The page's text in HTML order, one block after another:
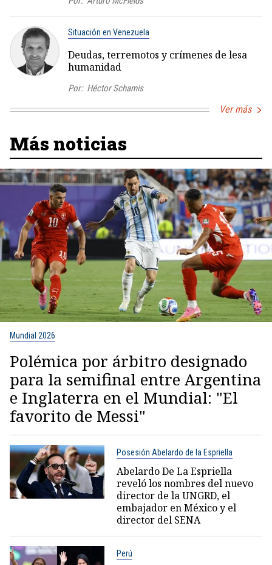
Situación en Venezuela
Deudas, terremotos y crímenes de lesa
humanidad
Por: Héctor Schamis
Ver más
Más noticias
Mundial 2026
Polémica por árbitro designado
para la semifinal entre Argentina
e Inglaterra en el Mundial: "El
favorito de Messi"
Posesión Abelardo de la Espriella
Abelardo De La Espriella
reveló los nombres del nuevo
director de la UNGRD, el
embajador en México y el
director del SENA
Perú